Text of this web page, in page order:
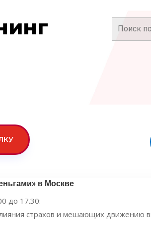
в Москве
до 17.30:
страхов и мешающих движению